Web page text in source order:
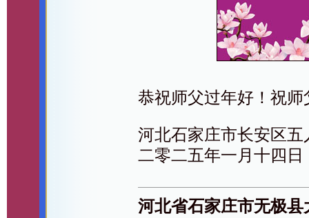
恭祝师父过年好！祝师
河北石家庄市长安区
二零二五年一月十四日
河北省石家庄市无极